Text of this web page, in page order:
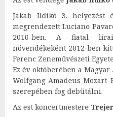
Jakab Ildikó 3. helyezést
megrendezett Luciano
2010-ben. A fiatal
növendékeként 2012-ben
Ferenc Zeneművészeti
Ez év októberében a
Wolfgang Amadeus Mozart
szerepében fog debütálni.
Az est koncertmestere